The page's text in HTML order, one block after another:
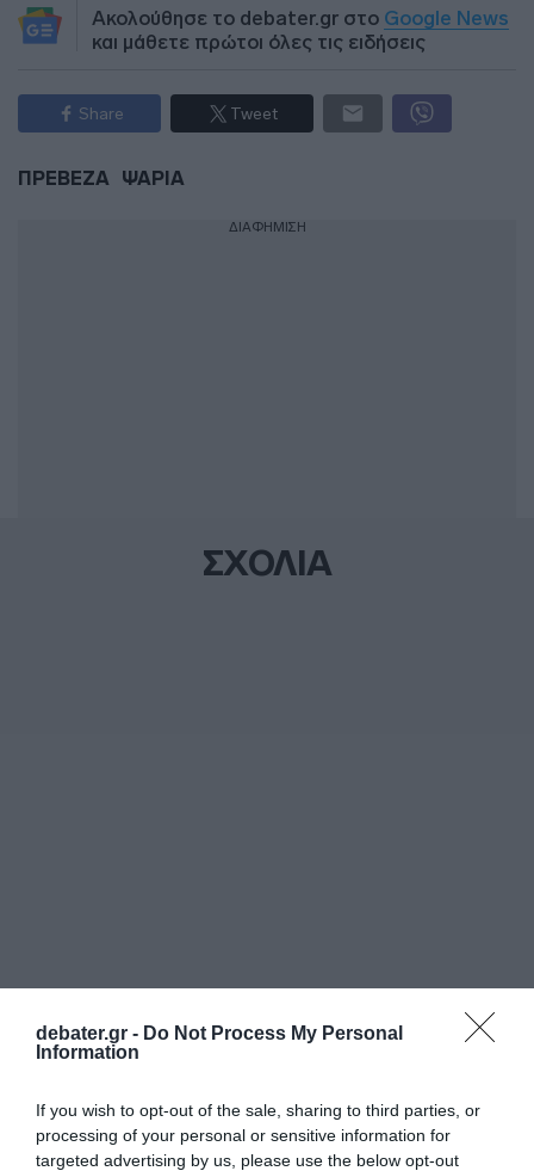
debater.gr - Do Not Process My Personal
Information
If you wish to opt-out of the sale, sharing to third parties, or
processing of your personal or sensitive information for
targeted advertising by us, please use the below opt-out
Ακολούθησε το debater.gr στο Google News
και μάθετε πρώτοι όλες τις ειδήσεις
Share Tweet
ΠΡΕΒΕΖΑ ΨΑΡΙΑ
ΔΙΑΦΗΜΙΣΗ
ΣΧΟΛΙΑ